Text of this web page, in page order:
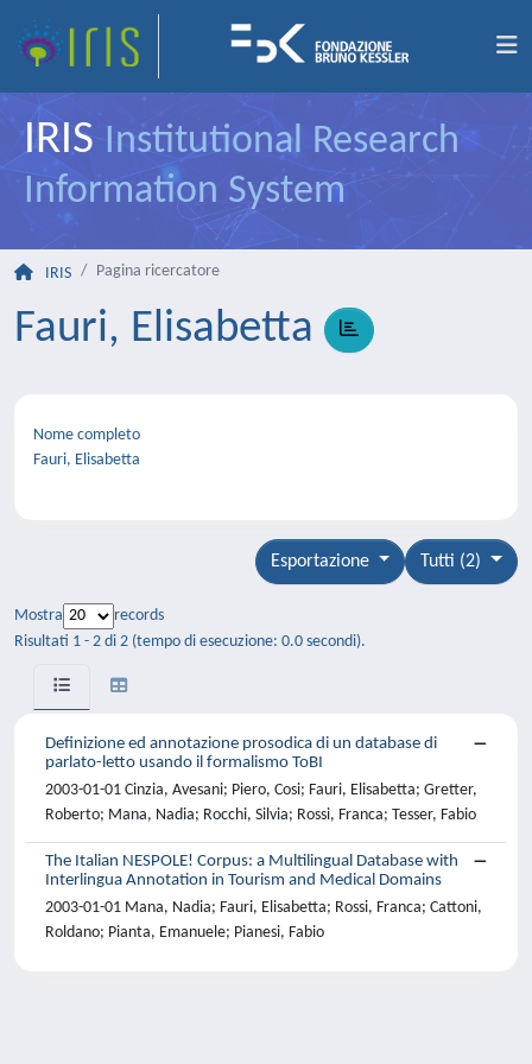
IRIS Institutional Research
Information System
IRIS Pagina ricercatore
Fauri, Elisabetta
Nome completo
Fauri, Elisabetta
Tutti (2)
Esportazione
Mostra
records
Risultati 1 - 2 di 2 (tempo di esecuzione: 0.0 secondi).
Definizione ed annotazione prosodica di un database di
parlato-letto usando il formalismo ToBI
2003-01-01 Cinzia, Avesani; Piero, Cosi; Fauri, Elisabetta; Gretter,
Roberto; Mana, Nadia; Rocchi, Silvia; Rossi, Franca; Tesser, Fabio
The Italian NESPOLE! Corpus: a Multilingual Database with
Interlingua Annotation in Tourism and Medical Domains
2003-01-01 Mana, Nadia; Fauri, Elisabetta; Rossi, Franca; Cattoni,
Roldano; Pianta, Emanuele; Pianesi, Fabio